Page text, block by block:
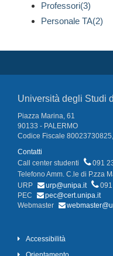
Professori(3)
Personale TA(2)
Università degli Studi
Piazza Marina, 61
90133 - PALERMO
Codice Fiscale
Contatti
Call center studenti
091
Telefono Amm. C.le di P.zza
URP
urp@unipa.it
PEC
pec@cert.unipa.it
Webmaster
Accessibilità